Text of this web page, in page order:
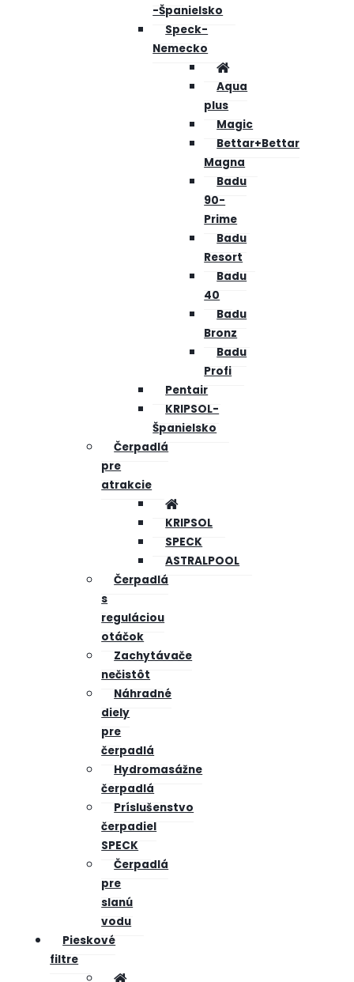
-Španielsko
Speck-
Nemecko
Aqua
plus
Magic
Bettar+Bettar
Magna
Badu
90-
Prime
Badu
Resort
Badu
40
Badu
Bronz
Badu
Profi
Pentair
KRIPSOL-
Španielsko
Čerpadlá
pre
atrakcie
KRIPSOL
SPECK
ASTRALPOOL
Čerpadlá
s
reguláciou
otáčok
Zachytávače
nečistôt
Náhradné
diely
pre
čerpadlá
Hydromasážne
čerpadlá
Príslušenstvo
čerpadiel
SPECK
Čerpadlá
pre
slanú
vodu
Pieskové
filtre